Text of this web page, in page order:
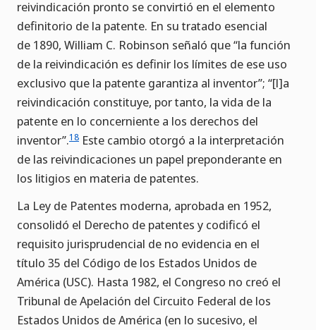
reivindicación pronto se convirtió en el elemento
definitorio de la patente. En su tratado esencial
de 1890, William C. Robinson señaló que “la función
de la reivindicación es definir los límites de ese uso
exclusivo que la patente garantiza al inventor”; “[l]a
reivindicación constituye, por tanto, la vida de la
patente en lo concerniente a los derechos del
inventor”.18 Este cambio otorgó a la interpretación
de las reivindicaciones un papel preponderante en
los litigios en materia de patentes.
La Ley de Patentes moderna, aprobada en 1952,
consolidó el Derecho de patentes y codificó el
requisito jurisprudencial de no evidencia en el
título 35 del Código de los Estados Unidos de
América (USC). Hasta 1982, el Congreso no creó el
Tribunal de Apelación del Circuito Federal de los
Estados Unidos de América (en lo sucesivo, el